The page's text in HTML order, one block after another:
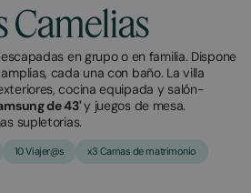
Camelias
en grupo o en familia. Dispone
cada una con baño. La villa
cocina equipada y salón-
de 43'y juegos de mesa.
supletorias.
10 Viajer@s
x3 Camas de matrimonio